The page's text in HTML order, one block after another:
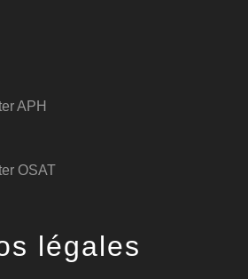
APH
OSAT
légales